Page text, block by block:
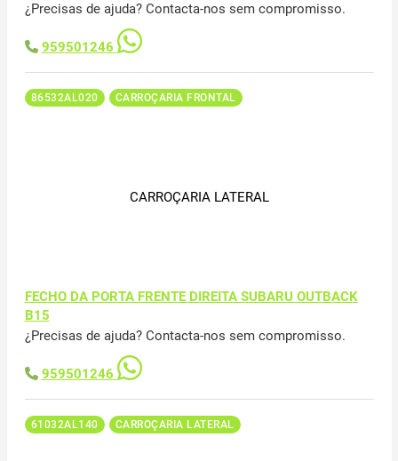
¿Precisas de ajuda? Contacta-nos sem compromisso.
959501246
86532AL020 CARROÇARIA FRONTAL
CARROÇARIA LATERAL
FECHO DA PORTA FRENTE DIREITA SUBARU OUTBACK
B15
¿Precisas de ajuda? Contacta-nos sem compromisso.
959501246
61032AL140 CARROÇARIA LATERAL